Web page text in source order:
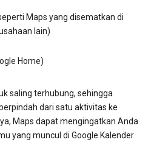
Maps yang disematkan di
lain)
Home)
saling terhubung, sehingga
dari satu aktivitas ke
Maps dapat mengingatkan Anda
yang muncul di Google Kalender